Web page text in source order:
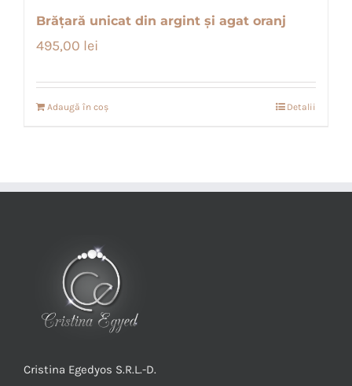
Brățară unicat din argint și agat oranj
495,00 lei
Adaugă în coș Detalii
Cristina Egedyos S.R.L.-D.